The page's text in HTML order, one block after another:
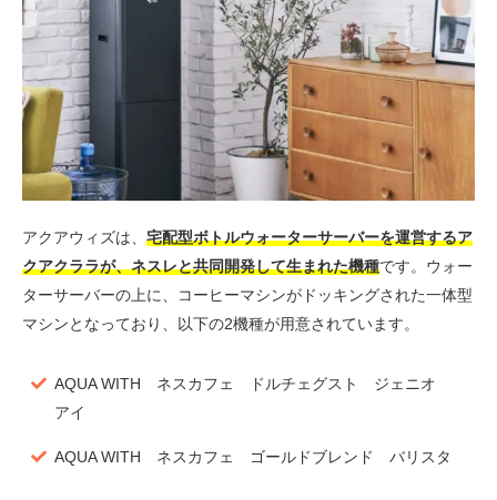
アクアウィズは、 宅配型ボトルウォーターサーバーを運営するア
クアクララが、ネスレと共同開発して生まれた機種です。ウォー
ターサーバーの上に、コーヒーマシンがドッキングされた一体型
マシンとなっており、以下の2機種が用意されています。
AQUA WITH ネスカフェ ドルチェグスト ジェニオ
アイ
AQUA WITH ネスカフェ ゴールドブレンド バリスタ